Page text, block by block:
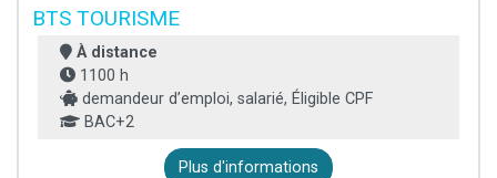
BTS TOURISME
À distance
1100 h
demandeur d’emploi, salarié, Éligible CPF
BAC+2
Plus d'informations